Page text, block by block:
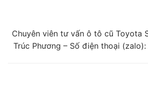
Chuyên viên tư vấn ô tô cũ Toyota
Trúc Phương – Số điện thoại (zalo):